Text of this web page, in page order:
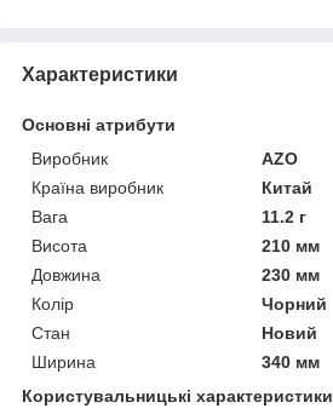
Характеристики
Основні атрибути
Виробник
AZO
Країна виробник
Китай
Вага
11.2 г
Висота
210 мм
Довжина
230 мм
Колір
Чорний
Стан
Новий
Ширина
340 мм
Користувальницькі характеристики